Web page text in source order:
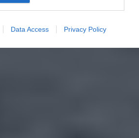
Data Access Privacy Policy